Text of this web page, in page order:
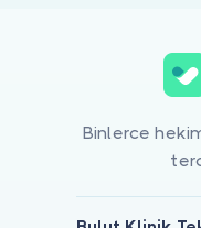
Binlerce